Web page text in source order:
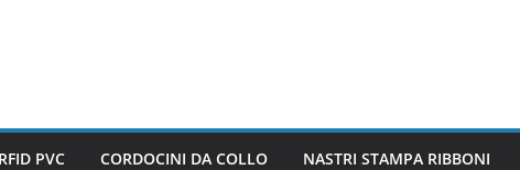
PVC CORDOCINI DA COLLO NASTRI STAMPA RIBBONI